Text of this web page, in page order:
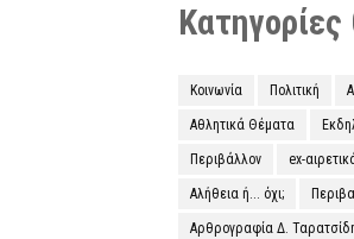
Κοινωνία Πολιτική
Αθλητικά Θέματα
Περιβάλλον ex-
Αλήθεια ή... όχι;
Αρθρογραφία Δ.